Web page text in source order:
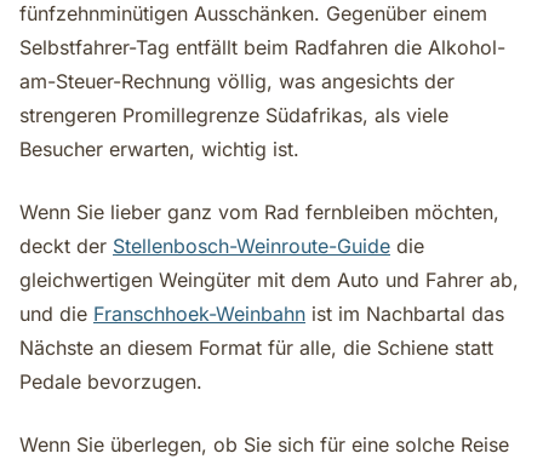
fünfzehnminütigen Ausschänken. Gegenüber einem
Selbstfahrer-Tag entfällt beim Radfahren die Alkohol-
am-Steuer-Rechnung völlig, was angesichts der
strengeren Promillegrenze Südafrikas, als viele
Besucher erwarten, wichtig ist.
Wenn Sie lieber ganz vom Rad fernbleiben möchten,
deckt der Stellenbosch-Weinroute-Guide die
gleichwertigen Weingüter mit dem Auto und Fahrer ab,
und die Franschhoek-Weinbahn ist im Nachbartal das
Nächste an diesem Format für alle, die Schiene statt
Pedale bevorzugen.
Wenn Sie überlegen, ob Sie sich für eine solche Reise